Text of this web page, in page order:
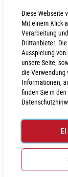
Diese Webseite
Mit einem Klick
Verarbeitung
Drittanbieter.
Ausspielung
unsere Seite,
die Verwendung
Informationen,
finden Sie in
RAHMENHÖHE
L
Vergleichsliste: